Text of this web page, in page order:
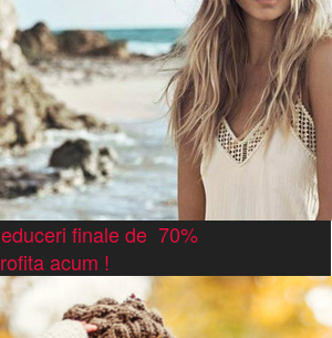
finale de 70%
acum !